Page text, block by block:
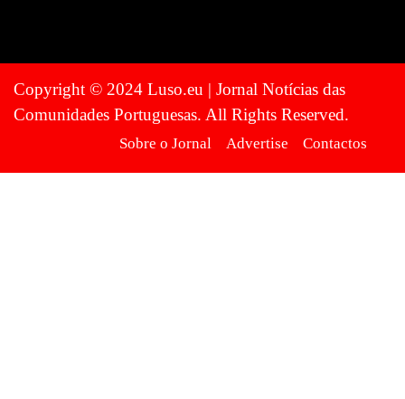
Copyright © 2024 Luso.eu | Jornal Notícias das
Comunidades Portuguesas. All Rights Reserved.
Sobre o Jornal Advertise Contactos